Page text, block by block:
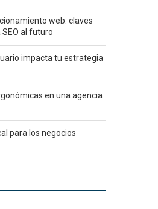
web: claves
al futuro
impacta tu estrategia
en una agencia
para los negocios